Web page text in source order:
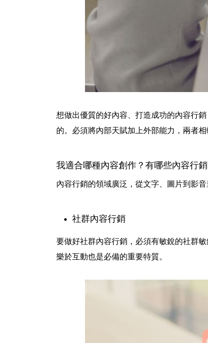
想做出優質的好內容、打造成功的內容行銷
的。必須將內部天賦加上外部能力，兩者
我適合哪種內容創作？有哪些內容行
內容行銷的領域廣泛，從文字、圖片到影
社群內容行銷
要做好社群內容行銷，必須有敏銳的社群
樂於互動也是必備的重要特質。